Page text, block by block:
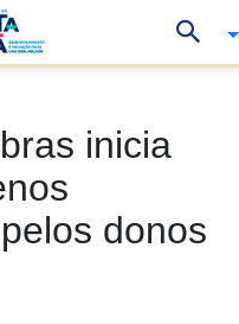
inicia
donos